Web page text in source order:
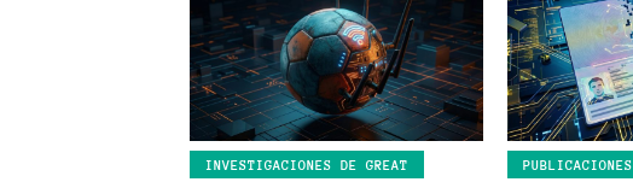
INVESTIGACIONES DE GREAT PUBLICACIONES